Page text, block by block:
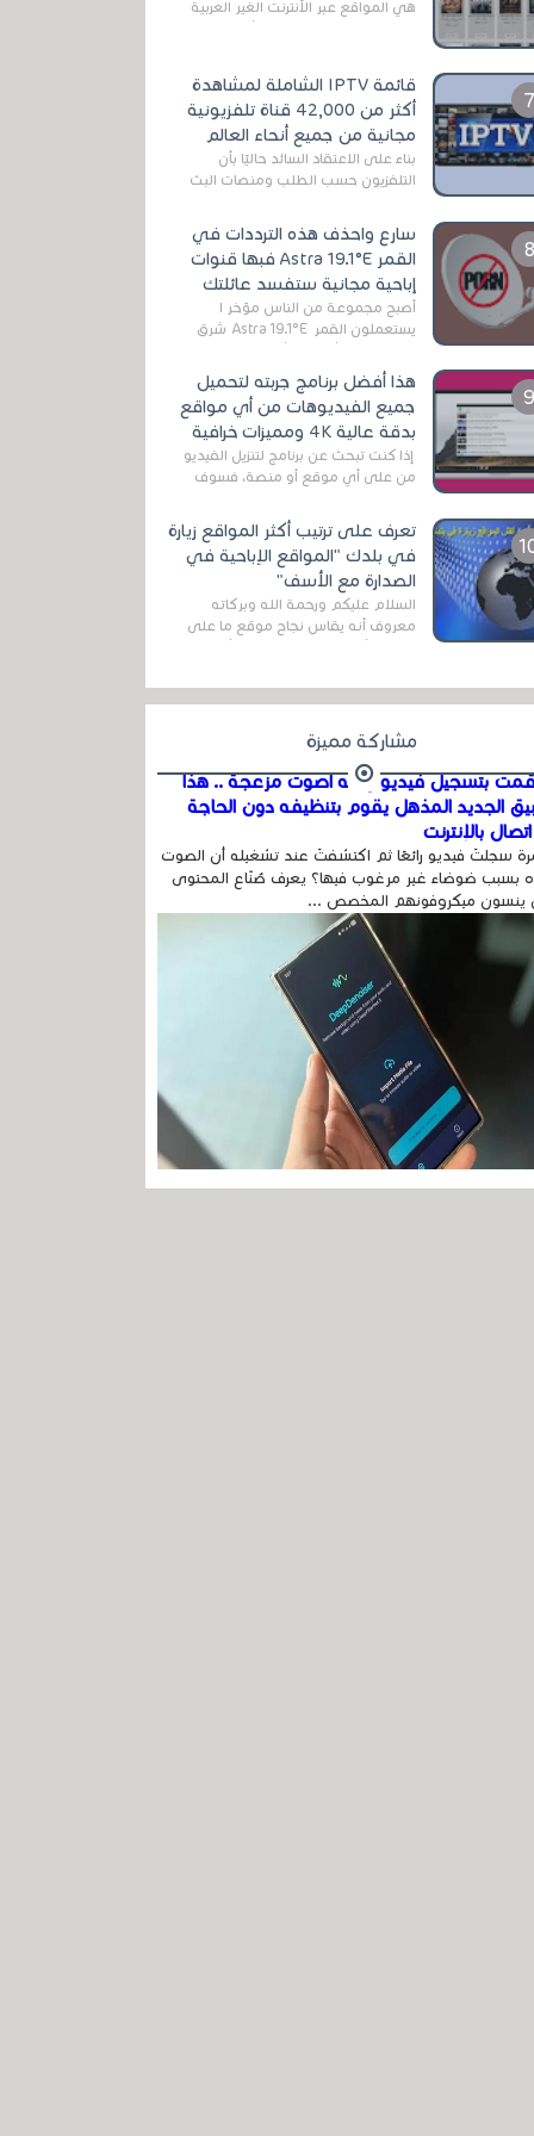
هي المواقع عبر الأنترنت الغير العربية
التي تقدم خدمة تحميل الأفلام على
قائمة IPTV الشاملة لمشاهدة
أكثر من 42,000 قناة تلفزيونية
مجانية من جميع أنحاء العالم
بناءً على الاعتقاد السائد حاليًا بأن
التلفزيون حسب الطلب ومنصات البث
سارع واحذف هذه الترددات في
القمر Astra 19.1°E فبها قنوات
إباحية مجانية ستفسد عائلتك
أصبح مجموعة من الناس مؤخر ا
يستعملون القمر Astra 19.1°E شرق
وذلك بسبب أن هذا الأخير يتوفرعلى
قنوات مميزة جدا تنقل العديد من البرامج
اله...
هذا أفضل برنامج جربته لتحميل
جميع الفيديوهات من أي مواقع
بدقة عالية 4K ومميزات خرافية
إذا كنت تبحث عن برنامج لتنزيل الفيديو
من على أي موقع أو منصة، فسوف
الخاصة بالبرامج والتطبيقات في هذا
المج...
تعرف على ترتيب أكثر المواقع زيارة
في بلدك "المواقع الإباحية في
الصدارة مع الأسف"
السلام عليكم ورحمة الله وبركاته
معروف أنه يقاس نجاح موقع ما على
في...
مشاركة مميزة
بتسجيل فيديو وفيه أصوت مزعجة .. هذا
الجديد المذهل يقوم بتنظيفه دون الحاجة
بالإنترنت
سجلتَ فيديو رائعًا ثم اكتشفتَ عند تشغيله أن الصوت
بسبب ضوضاء غير مرغوب فيها؟ يعرف صُنّاع المحتوى
ينسون ميكروفونهم المخصص ...